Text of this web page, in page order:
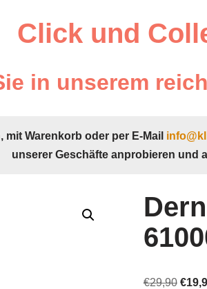
Click und
in unserem
Warenkorb oder per E-Mail
unserer Geschäfte anprobieren und
€29,90 €